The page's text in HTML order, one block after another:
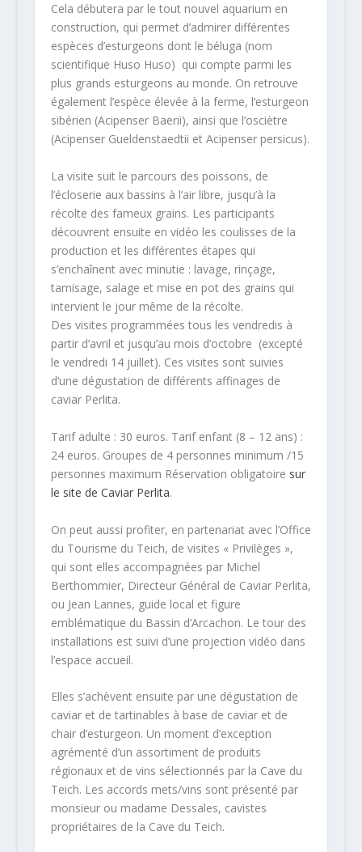
Cela débutera par le tout nouvel aquarium en
construction, qui permet d’admirer différentes
espèces d’esturgeons dont le béluga (nom
scientifique Huso Huso) qui compte parmi les
plus grands esturgeons au monde. On retrouve
également l’espèce élevée à la ferme, l’esturgeon
sibérien (Acipenser Baerii), ainsi que l’osciètre
(Acipenser Gueldenstaedtii et Acipenser persicus).
La visite suit le parcours des poissons, de
l’écloserie aux bassins à l’air libre, jusqu’à la
récolte des fameux grains. Les participants
découvrent ensuite en vidéo les coulisses de la
production et les différentes étapes qui
s’enchaînent avec minutie : lavage, rinçage,
tamisage, salage et mise en pot des grains qui
intervient le jour même de la récolte.
Des visites programmées tous les vendredis à
partir d’avril et jusqu’au mois d’octobre (excepté
le vendredi 14 juillet). Ces visites sont suivies
d’une dégustation de différents affinages de
caviar Perlita.
Tarif adulte : 30 euros. Tarif enfant (8 – 12 ans) :
24 euros. Groupes de 4 personnes minimum /15
personnes maximum Réservation obligatoire sur
le site de Caviar Perlita.
On peut aussi profiter, en partenariat avec l’Office
du Tourisme du Teich, de visites « Privilèges »,
qui sont elles accompagnées par Michel
Berthommier, Directeur Général de Caviar Perlita,
ou Jean Lannes, guide local et figure
emblématique du Bassin d’Arcachon. Le tour des
installations est suivi d’une projection vidéo dans
l’espace accueil.
Elles s’achèvent ensuite par une dégustation de
caviar et de tartinables à base de caviar et de
chair d’esturgeon. Un moment d’exception
agrémenté d’un assortiment de produits
régionaux et de vins sélectionnés par la Cave du
Teich. Les accords mets/vins sont présenté par
monsieur ou madame Dessales, cavistes
propriétaires de la Cave du Teich.